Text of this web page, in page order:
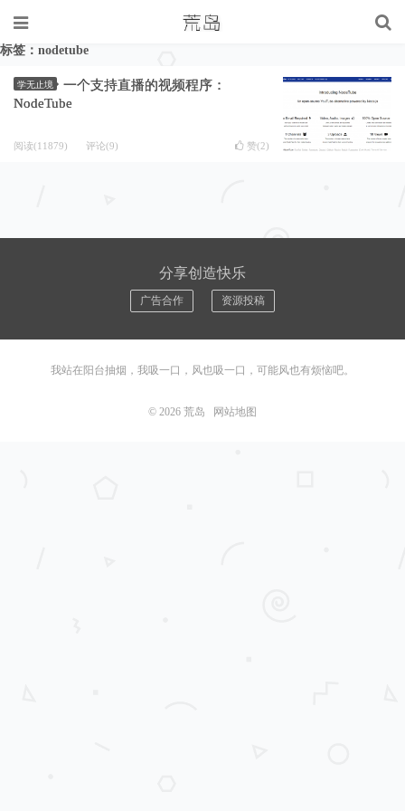
标签：nodetube
学无止境
一个支持直播的视频程序：
NodeTube
阅读(11879) 评论(9) 赞(2)
分享创造快乐
广告合作 资源投稿
我站在阳台抽烟，我吸一口，风也吸一口，可能风也有烦恼吧。
© 2026 荒岛 网站地图